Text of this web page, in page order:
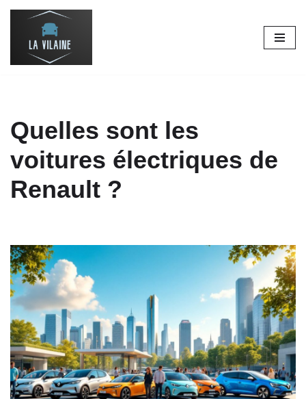
Quelles sont les
voitures électriques de
Renault ?